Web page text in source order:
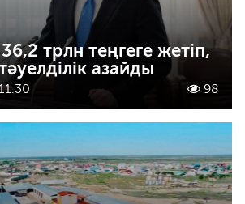
трлн теңгеге жетіп,
азайды
98